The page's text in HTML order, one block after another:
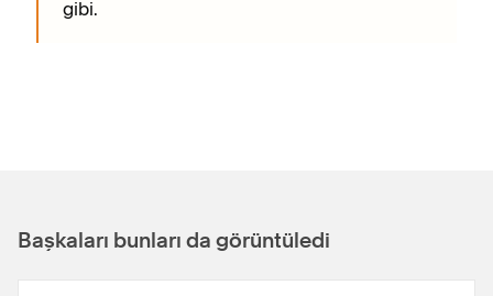
gibi.
Başkaları bunları da görüntüledi